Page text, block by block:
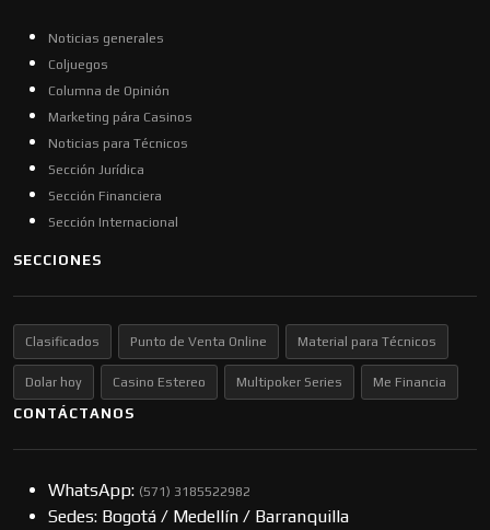
Noticias generales
Coljuegos
Columna de Opinión
Marketing pára Casinos
Noticias para Técnicos
Sección Jurídica
Sección Financiera
Sección Internacional
SECCIONES
Clasificados Punto de Venta Online Material para Técnicos
Dolar hoy Casino Estereo Multipoker Series Me Financia
CONTÁCTANOS
WhatsApp: (57​​1) 3185522982
Sedes: Bogotá / Medellín / Barranquilla